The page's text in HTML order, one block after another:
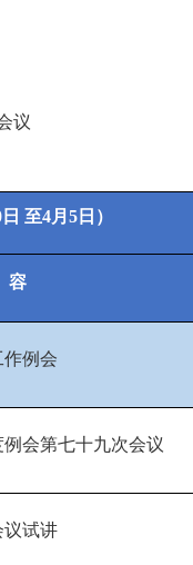
议
日 至4月 5 日）
容
例会
例会第七十九次会议
议试讲